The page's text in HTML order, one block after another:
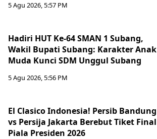
5 Agu 2026, 5:57 PM
Hadiri HUT Ke-64 SMAN 1 Subang,
Wakil Bupati Subang: Karakter Anak
Muda Kunci SDM Unggul Subang
5 Agu 2026, 5:56 PM
El Clasico Indonesia! Persib Bandung
vs Persija Jakarta Berebut Tiket Final
Piala Presiden 2026